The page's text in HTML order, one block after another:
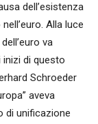
dell’esistenza
Alla luce
va
di questo
Schroeder
aveva
di unificazione